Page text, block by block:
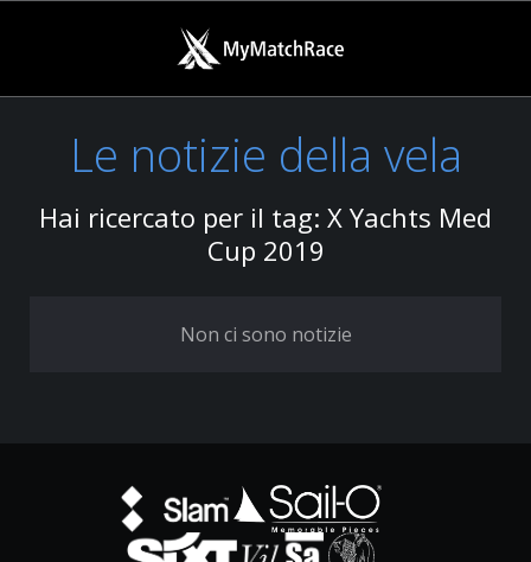
Le notizie della vela
Hai ricercato per il tag: X Yachts Med
Cup 2019
Non ci sono notizie